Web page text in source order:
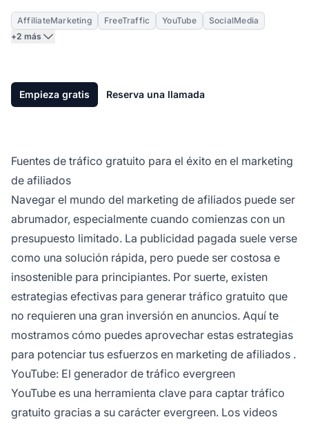
AffiliateMarketing FreeTraffic YouTube
SocialMedia
+2 más
Empieza gratis Reserva una llamada
Fuentes de tráfico gratuito para el éxito en el marketing
de afiliados
Navegar el mundo del marketing de afiliados puede ser
abrumador, especialmente cuando comienzas con un
presupuesto limitado. La publicidad pagada suele verse
como una solución rápida, pero puede ser costosa e
insostenible para principiantes. Por suerte, existen
estrategias efectivas para generar tráfico gratuito que
no requieren una gran inversión en anuncios. Aquí te
mostramos cómo puedes aprovechar estas estrategias
para potenciar tus esfuerzos en marketing de afiliados .
YouTube: El generador de tráfico evergreen
YouTube es una herramienta clave para captar tráfico
gratuito gracias a su carácter evergreen. Los videos